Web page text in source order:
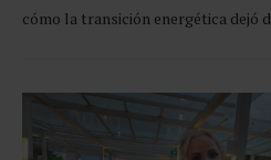
cómo la transición energética dejó